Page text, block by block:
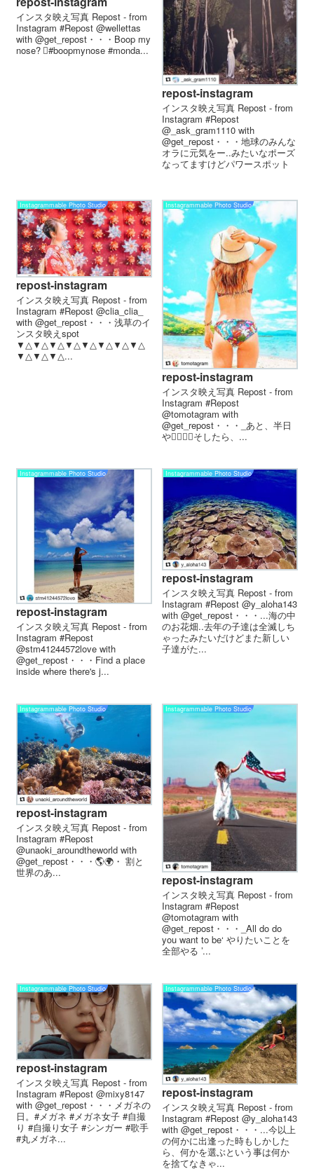
インスタ映え写真 Repost - from
Instagram #Repost @wellettas
with @get_repost・・・Boop my
nose? 🏻#boopmynose #monda...
repost-instagram
インスタ映え写真 Repost - from
Instagram #Repost
@_ask_gram1110 with
@get_repost・・・地球のみんな
オラに元気をー..みたいなポーズ
なってますけどパワースポット
Instagrammable Photo Studio
repost-instagram
インスタ映え写真 Repost - from
Instagram #Repost @clia_clia_
with @get_repost・・・浅草のイ
ンスタ映えspot
▼△▼△▼△▼△▼△▼△▼△▼△
▼△▼△▼△...
Instagrammable Photo Studio
repost-instagram
インスタ映え写真 Repost - from
Instagram #Repost
@tomotagram with
@get_repost・・・_あと、半日
や〜🏼🏼🏼そしたら、...
Instagrammable Photo Studio
repost-instagram
インスタ映え写真 Repost - from
Instagram #Repost
@stm41244572love with
@get_repost・・・Find a place
inside where there's j...
Instagrammable Photo Studio
repost-instagram
インスタ映え写真 Repost - from
Instagram #Repost @y_aloha143
with @get_repost・・・...海の中
のお花畑..去年の子達は全滅しち
ゃったみたいだけどまた新しい
子達がた...
Instagrammable Photo Studio
repost-instagram
インスタ映え写真 Repost - from
Instagram #Repost
@unaoki_aroundtheworld with
@get_repost・・・🌎︎🌍︎︎・ 割と
世界のあ...
Instagrammable Photo Studio
repost-instagram
インスタ映え写真 Repost - from
Instagram #Repost
@tomotagram with
@get_repost・・・_All do do
you want to be‘ やりたいことを
全部やる ’...
Instagrammable Photo Studio
repost-instagram
インスタ映え写真 Repost - from
Instagram #Repost @mixy8147
with @get_repost・・・メガネの
日。#メガネ #メガネ女子 #自撮
り #自撮り女子 #シンガー #歌手
#丸メガネ...
Instagrammable Photo Studio
repost-instagram
インスタ映え写真 Repost - from
Instagram #Repost @y_aloha143
with @get_repost・・・...今以上
の何かに出逢った時もしかした
ら、何かを選ぶという事は何か
を捨てなきゃ...